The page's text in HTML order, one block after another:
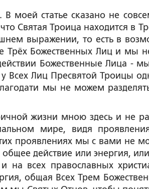
моей статье сказано не
Святая Троица находится в
выражении, то есть в
Трёх Божественных Лиц и мы
Божественные Лица -
Всех Лиц Пресвятой Троицы
мы не можем
жизни мною здесь и не
мире, видя
проявлениях мы с вами не
действие или энергия,
всех православных
общая Всех Трем